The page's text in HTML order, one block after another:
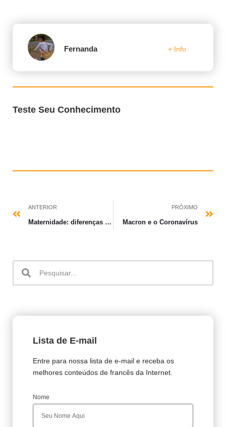
Fernanda + Info
Teste Seu Conhecimento
ANTERIOR
Maternidade: diferenças entre Brasil e França + vocabulário
PRÓXIMO
Macron e o Coronavírus
Lista de E-mail
Entre para nossa lista de e-mail e receba os
melhores conteúdos de francês da Internet.
Nome